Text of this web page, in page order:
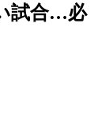
試合…必